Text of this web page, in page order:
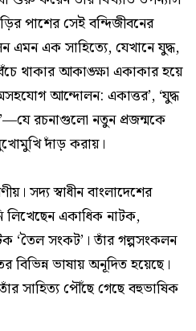
পাশের সেই বন্দিজীবনের
এমন এক সাহিত্যে, যেখানে যুদ্ধ,
থাকার আকাঙ্ক্ষা একাকার হয়ে
আন্দোলন: একাত্তর’, ‘যুদ্ধ
রচনাগুলো নতুন প্রজন্মকে
দাঁড় করায়।
সদ্য স্বাধীন বাংলাদেশের
লিখেছেন একাধিক নাটক,
‘তৈল সংকট’। তাঁর গল্পসংকলন
বিভিন্ন ভাষায় অনূদিত হয়েছে।
সাহিত্য পৌঁছে গেছে বহুভাষিক